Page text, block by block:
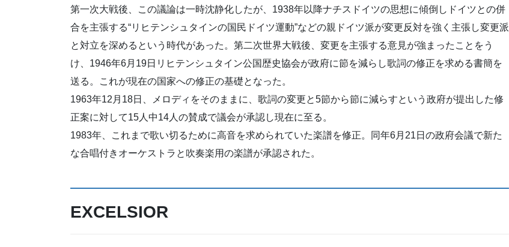
第一次大戦後、この議論は一時沈静化したが、1938年以降ナチスドイツの思想に傾倒しドイツとの併
合を主張する“リヒテンシュタインの国民ドイツ運動”などの親ドイツ派が変更反対を強く主張し変更派
と対立を深めるという時代があった。第二次世界大戦後、変更を主張する意見が強まったことをう
け、1946年6月19日リヒテンシュタイン公国歴史協会が政府に節を減らし歌詞の修正を求める書簡を
送る。これが現在の国家への修正の基礎となった。
1963年12月18日、メロディをそのままに、歌詞の変更と5節から節に減らすという政府が提出した修
正案に対して15人中14人の賛成で議会が承認し現在に至る。
1983年、これまで歌い切るために高音を求められていた楽譜を修正。同年6月21日の政府会議で新た
な合唱付きオーケストラと吹奏楽用の楽譜が承認された。
EXCELSIOR